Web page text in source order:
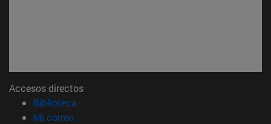
Accesos directos
Biblioteca
Mi correo(abre en nueva ventana)